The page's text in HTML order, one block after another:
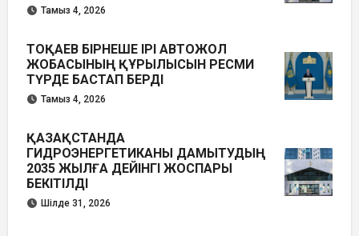
Тамыз 4, 2026
ТОҚАЕВ БІРНЕШЕ ІРІ АВТОЖОЛ
ЖОБАСЫНЫҢ ҚҰРЫЛЫСЫН РЕСМИ
ТҮРДЕ БАСТАП БЕРДІ
Тамыз 4, 2026
ҚАЗАҚСТАНДА
ГИДРОЭНЕРГЕТИКАНЫ ДАМЫТУДЫҢ
2035 ЖЫЛҒА ДЕЙІНГІ ЖОСПАРЫ
БЕКІТІЛДІ
Шілде 31, 2026